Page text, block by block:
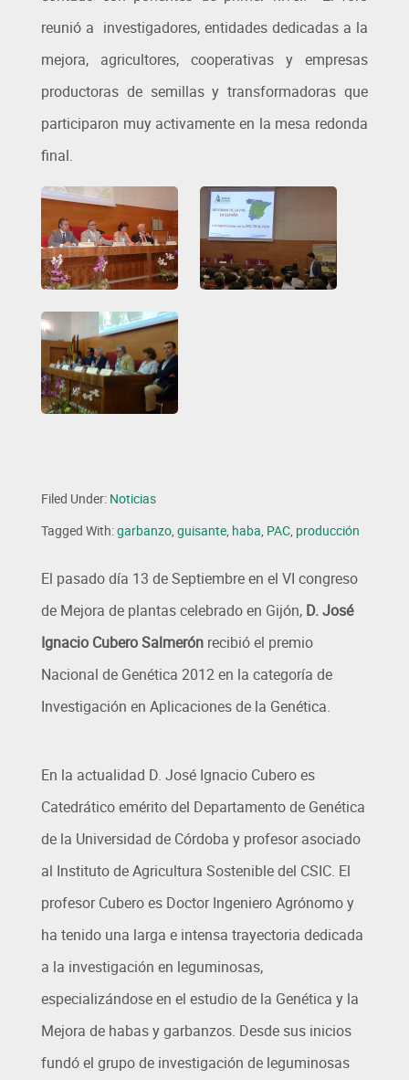
reunió a investigadores, entidades dedicadas a la
mejora, agricultores, cooperativas y empresas
productoras de semillas y transformadoras que
participaron muy activamente en la mesa redonda
final.
Filed Under: Noticias
Tagged With:garbanzo, guisante, haba, PAC, producción
El pasado día 13 de Septiembre en el VI congreso
de Mejora de plantas celebrado en Gijón, D. José
Ignacio Cubero Salmerón recibió el premio
Nacional de Genética 2012 en la categoría de
Investigación en Aplicaciones de la Genética.
En la actualidad D. José Ignacio Cubero es
Catedrático emérito del Departamento de Genética
de la Universidad de Córdoba y profesor asociado
al Instituto de Agricultura Sostenible del CSIC. El
profesor Cubero es Doctor Ingeniero Agrónomo y
ha tenido una larga e intensa trayectoria dedicada
a la investigación en leguminosas,
especializándose en el estudio de la Genética y la
Mejora de habas y garbanzos. Desde sus inicios
fundó el grupo de investigación de leguminosas